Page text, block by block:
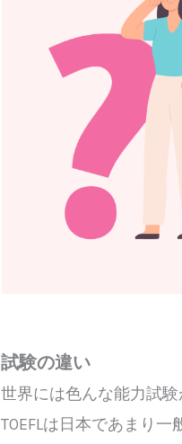
試験の違い
世界には色んな能力試験
TOEFLは日本であまり